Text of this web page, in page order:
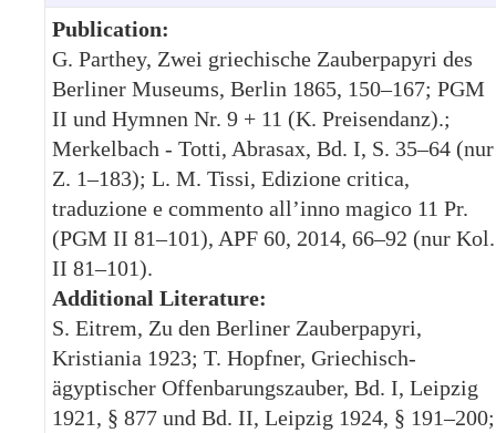
Publication:
G. Parthey, Zwei griechische Zauberpapyri des
Berliner Museums, Berlin 1865, 150–167; PGM
II und Hymnen Nr. 9 + 11 (K. Preisendanz).;
Merkelbach - Totti, Abrasax, Bd. I, S. 35–64 (nur
Z. 1–183); L. M. Tissi, Edizione critica,
traduzione e commento all’inno magico 11 Pr.
(PGM II 81–101), APF 60, 2014, 66–92 (nur Kol.
II 81–101).
Additional Literature:
S. Eitrem, Zu den Berliner Zauberpapyri,
Kristiania 1923; T. Hopfner, Griechisch-
ägyptischer Offenbarungszauber, Bd. I, Leipzig
1921, § 877 und Bd. II, Leipzig 1924, § 191–200;